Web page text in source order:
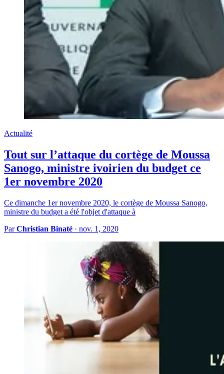
Actualité
Tout sur l’attaque du cortège de Moussa
Sanogo, ministre ivoirien du budget ce
1er novembre 2020
Ce dimanche 1er novembre 2020, le cortège de Moussa Sanogo,
ministre du budget a été l'objet d'attaque à
ParChristian Binaté · nov. 1, 2020